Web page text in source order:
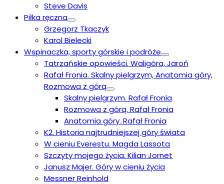
Steve Davis
Piłka ręczna
Grzegorz Tkaczyk
Karol Bielecki
Wspinaczka, sporty górskie i podróże
Tatrzańskie opowieści. Waligóra, Jaroń
Rafał Fronia. Skalny pielgrzym, Anatomia góry,
Rozmowa z górą
Skalny pielgrzym. Rafał Fronia
Rozmowa z górą. Rafał Fronia
Anatomia góry. Rafał Fronia
K2. Historia najtrudniejszej góry świata
W cieniu Everestu. Magda Lassota
Szczyty mojego życia. Kilian Jornet
Janusz Majer. Góry w cieniu życia
Messner Reinhold